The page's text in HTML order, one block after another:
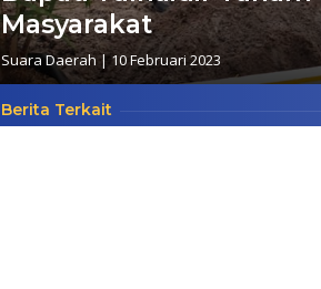
Masyarakat
Suara Daerah|10 Februari 2023
Berita Terkait